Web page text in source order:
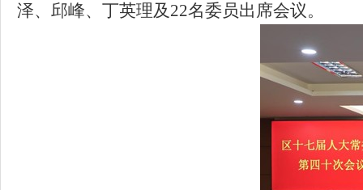
泽、邱峰、丁英理及22名委员出席会议。